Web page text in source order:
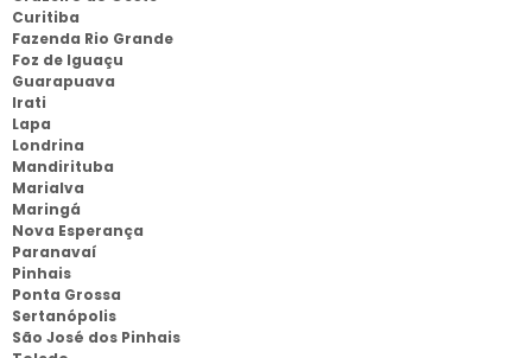
Curitiba
Fazenda Rio Grande
Foz de Iguaçu
Guarapuava
Irati
Lapa
Londrina
Mandirituba
Marialva
Maringá
Nova Esperança
Paranavaí
Pinhais
Ponta Grossa
Sertanópolis
São José dos Pinhais